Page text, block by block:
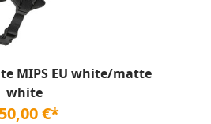
MIPS EU white/matte
white
€*